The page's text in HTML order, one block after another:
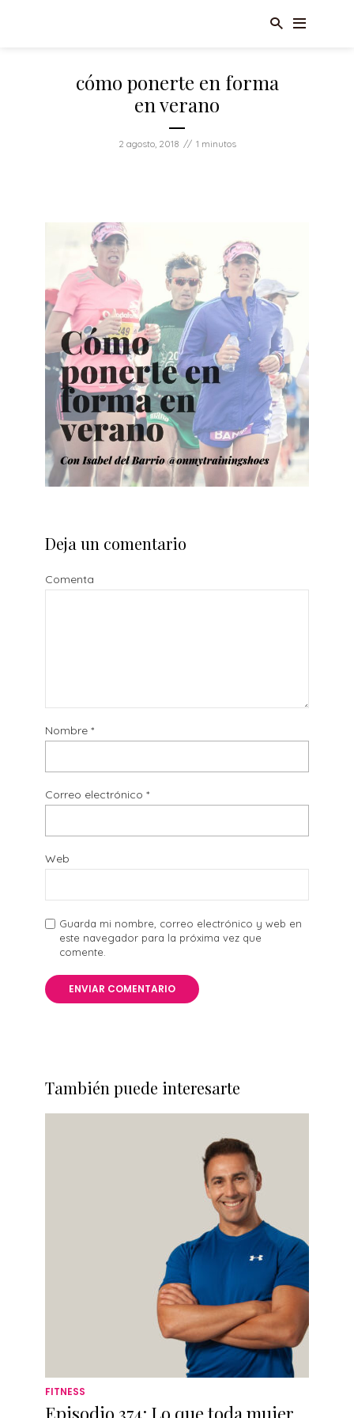
cómo ponerte en forma
en verano
2 agosto, 2018 1 minutos
Deja un comentario
Comenta
Nombre *
Correo electrónico *
Web
Guarda mi nombre, correo electrónico y web en
este navegador para la próxima vez que
comente.
También puede interesarte
FITNESS
Episodio 374: Lo que toda mujer